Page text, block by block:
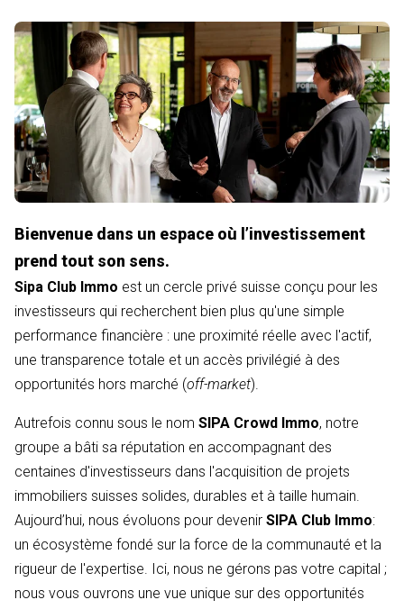
Bienvenue dans un espace où l’investissement
prend tout son sens.
Sipa Club Immo est un cercle privé suisse conçu pour les
investisseurs qui recherchent bien plus qu'une simple
performance financière : une proximité réelle avec l'actif,
une transparence totale et un accès privilégié à des
opportunités hors marché (off-market).
Autrefois connu sous le nom SIPA Crowd Immo, notre
groupe a bâti sa réputation en accompagnant des
centaines d'investisseurs dans l'acquisition de projets
immobiliers suisses solides, durables et à taille humain.
Aujourd’hui, nous évoluons pour devenir SIPA Club Immo:
un écosystème fondé sur la force de la communauté et la
rigueur de l'expertise. Ici, nous ne gérons pas votre capital ;
nous vous ouvrons une vue unique sur des opportunités